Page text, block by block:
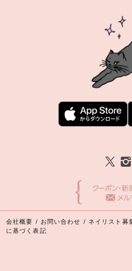
会社概要 / お問い合わせ / ネイリスト募
に基づく表記